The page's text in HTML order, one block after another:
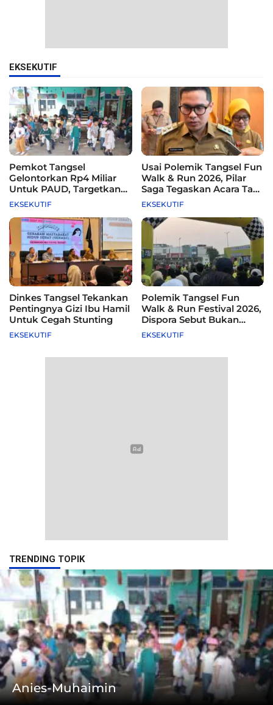
EKSEKUTIF
Pemkot Tangsel
Gelontorkan Rp4 Miliar
Untuk PAUD, Targetkan
115 Sekolah
EKSEKUTIF
Usai Polemik Tangsel Fun
Walk & Run 2026, Pilar
Saga Tegaskan Acara Tak
Difasilitasi Pemkot
EKSEKUTIF
Dinkes Tangsel Tekankan
Pentingnya Gizi Ibu Hamil
Untuk Cegah Stunting
EKSEKUTIF
Polemik Tangsel Fun
Walk & Run Festival 2026,
Dispora Sebut Bukan
Agenda Pemkot
EKSEKUTIF
TRENDING TOPIK
Anies-Muhaimin